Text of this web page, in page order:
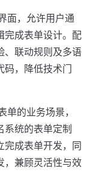
面，允许用户通
完成表单设计。配
、联动规则及多语
码，降低技术门
单的业务场景，
统的表单定制
完成表单开发，同
，兼顾灵活性与效